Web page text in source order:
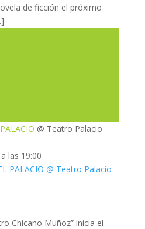
de ficción el próximo
@ Teatro Palacio
las 19:00
Chicano Muñoz” inicia el